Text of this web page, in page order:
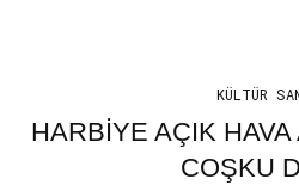
KÜLTÜR
HARBİYE AÇIK HAVA
COŞKU